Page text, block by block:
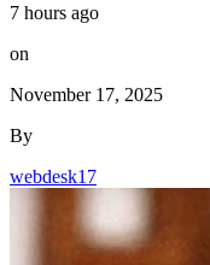
7 hours ago
on
November 17, 2025
By
webdesk17